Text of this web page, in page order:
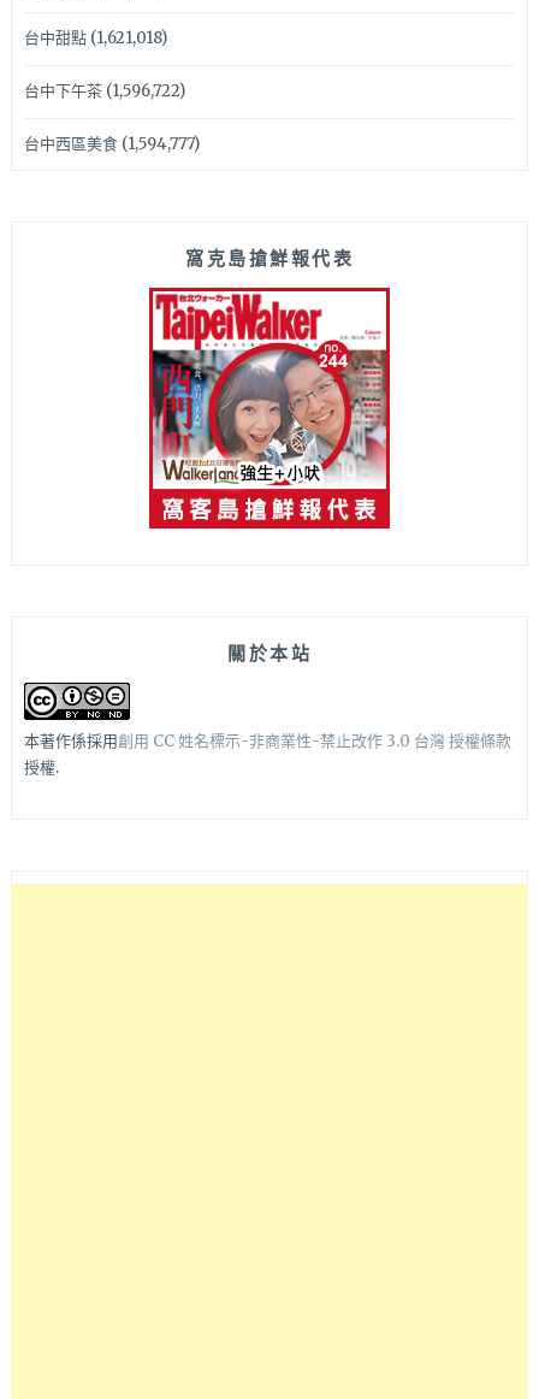
台中甜點(1,621,018)
台中下午茶(1,596,722)
台中西區美食(1,594,777)
窩克島搶鮮報代表
關於本站
本著作係採用創用 CC 姓名標示-非商業性-禁止改作 3.0 台灣 授權條款
授權.